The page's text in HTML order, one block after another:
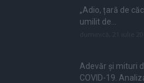
„Adio, țară de
umilit de...
Adevăr și mituri
COVID-19.